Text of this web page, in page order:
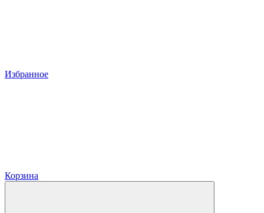
Избранное
Корзина